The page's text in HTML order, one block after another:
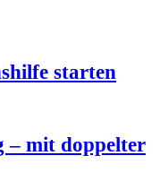
star­ten
– mit dop­pel­ter